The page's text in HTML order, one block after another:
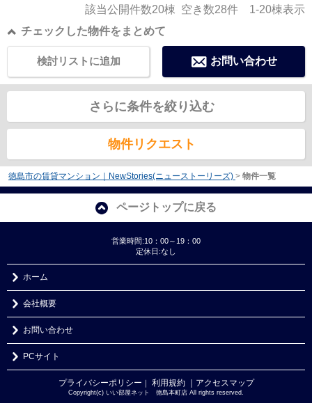
該当公開件数20棟 空き数28件 1-20棟表示
チェックした物件をまとめて
お問い合わせ
検討リストに追加
さらに条件を絞り込む
物件リクエスト
徳島市の賃貸マンション｜NewStories(ニューストーリーズ) > 物件一覧
ページトップに戻る
営業時間:10：00～19：00
定休日:なし
ホーム
会社概要
お問い合わせ
PCサイト
プライバシーポリシー ｜ 利用規約 ｜アクセスマップ
Copyright(c) いい部屋ネット 徳島本町店 All rights reserved.